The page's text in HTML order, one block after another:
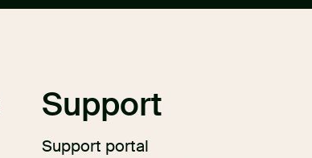
Support
Support portal